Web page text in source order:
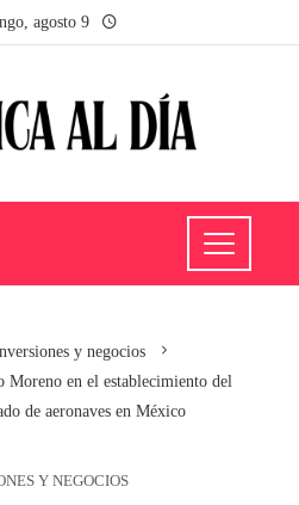
agosto 9
y negocios
Moreno en el establecimiento del
de aeronaves en México
Y NEGOCIOS